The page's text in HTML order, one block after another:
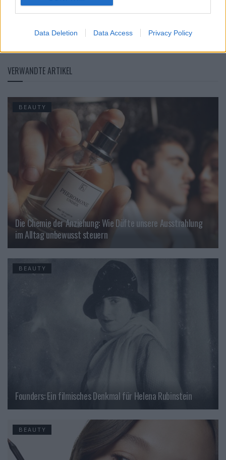
Data Deletion Data Access Privacy Policy
VERWANDTE ARTIKEL
BEAUTY
Die Chemie der Anziehung: Wie Düfte unsere Ausstrahlung
im Alltag unbewusst steuern
BEAUTY
Founders: Ein filmisches Denkmal für Helena Rubinstein
BEAUTY